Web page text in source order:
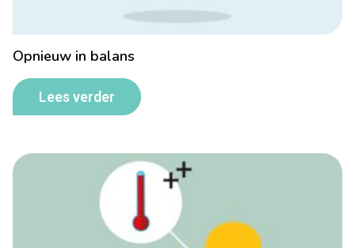
Opnieuw in balans
Lees verder